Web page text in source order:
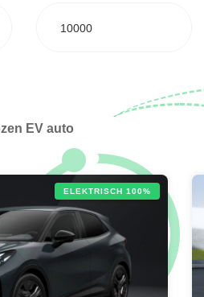
10000
EV auto
ELEKTRISCH 100%